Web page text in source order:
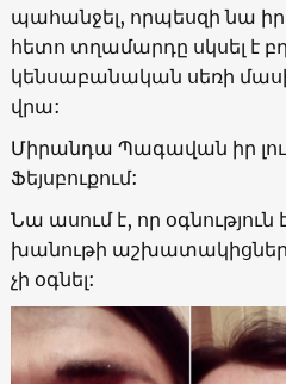
պահանջել, որպեսզի նա
հետո տղամարդը սկսել է
կենսաբանական սեռի
վրա:
Միրանդա Պագավան իր
Ֆեյսբուքում:
Նա ասում է, որ
խանութի
չի օգնել: